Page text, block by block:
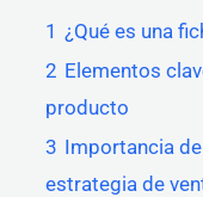
1 ¿Qué es una
2 Elementos
producto
3 Importancia
estrategia de